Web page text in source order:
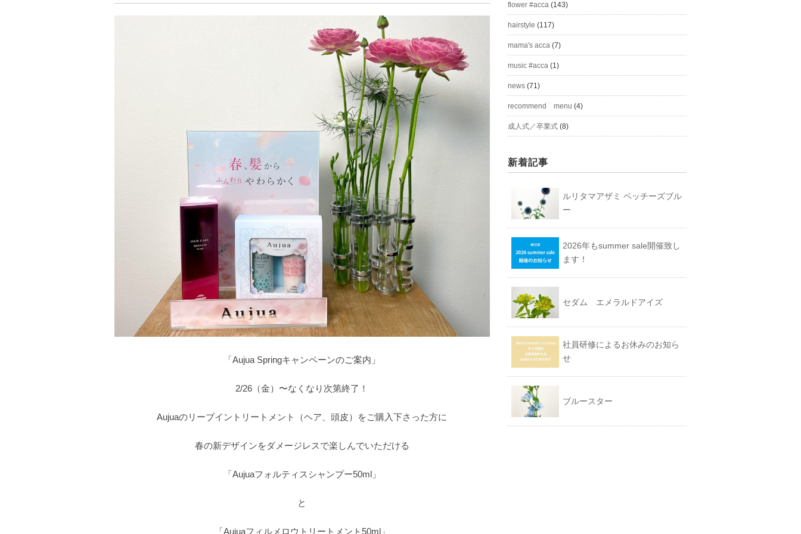
「Aujua Springキャンペーンのご案内」
2/26（金）〜なくなり次第終了！
Aujuaのリーブイントリートメント（ヘア、頭皮）をご購入下さった方に
春の新デザインをダメージレスで楽しんでいただける
「Aujuaフォルティスシャンプー50ml」
と
「Aujuaフィルメロウトリートメント50ml」
flower #acca (143)
hairstyle (117)
mama's acca (7)
music #acca (1)
news (71)
recommend menu (4)
成人式／卒業式 (8)
新着記事
ルリタマアザミ ベッチーズブル
ー
2026年もsummer sale開催致し
ます！
セダム エメラルドアイズ
社員研修によるお休みのお知ら
せ
ブルースター